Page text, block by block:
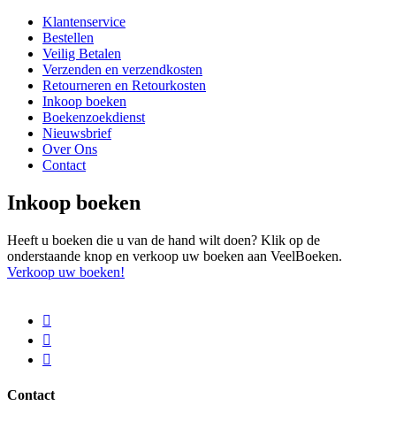
Klantenservice
Bestellen
Veilig Betalen
Verzenden en verzendkosten
Retourneren en Retourkosten
Inkoop boeken
Boekenzoekdienst
Nieuwsbrief
Over Ons
Contact
Inkoop boeken
Heeft u boeken die u van de hand wilt doen? Klik op de
onderstaande knop en verkoop uw boeken aan VeelBoeken.
Verkoop uw boeken!
Contact